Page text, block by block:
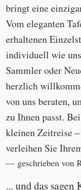
bringt eine
Vom eleganten
erhaltenen
individuell wie
Sammler oder
herzlich
von uns beraten,
zu Ihnen passt.
kleinen Zeitreise
verleihen Sie
geschrieben von
... und das sagen